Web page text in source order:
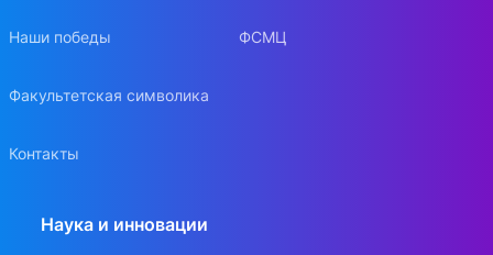
Наши победы
Факультетская символика
Контакты
ФСМЦ
Наука и инновации